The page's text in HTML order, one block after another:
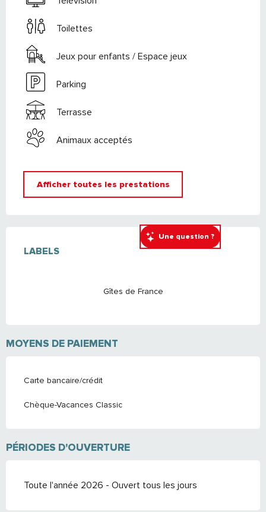
Une question ?
Toilettes
Jeux pour enfants / Espace jeux
Parking
Terrasse
Animaux acceptés
Afficher toutes les prestations
OFFRES DE PRESTATIONS
LABELS
LABELS
Gîtes de France
MOYENS DE PAIEMENT
Carte bancaire/crédit
Chèque-Vacances Classic
PÉRIODES D'OUVERTURE
Toute l'année 2026 - Ouvert tous les jours